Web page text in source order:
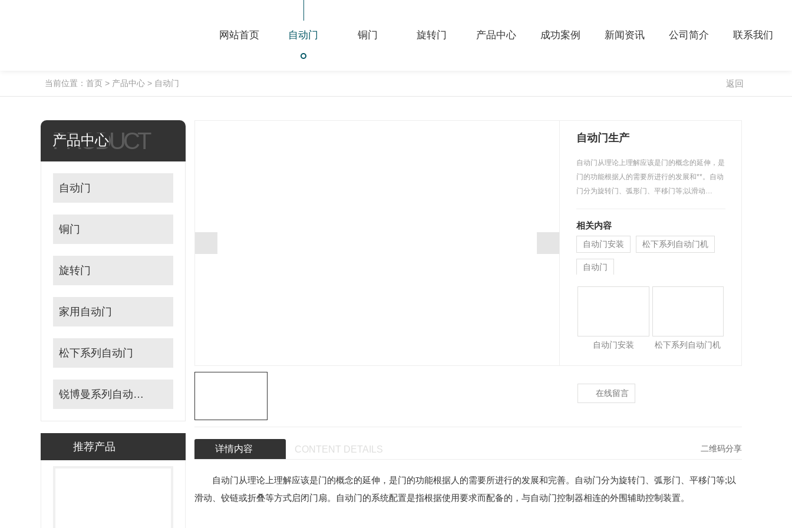
网站首页 自动门 铜门 旋转门 产品中心 成功案例 新闻资讯 公司简介 联系我们
当前位置： 首页 > 产品中心 > 自动门 返回
PRODUCT
产品中心
自动门
铜门
旋转门
家用自动门
松下系列自动门
锐博曼系列自动门机
推荐产品
自动门生产
自动门从理论上理解应该是门的概念的延伸，是
门的功能根据人的需要所进行的发展和**。自动
门分为旋转门、弧形门、平移门等;以滑动…
相关内容
自动门安装 松下系列自动门机
自动门
自动门安装 松下系列自动门机
在线留言
详情内容 CONTENT DETAILS 二维码分享
自动门从理论上理解应该是门的概念的延伸，是门的功能根据人的需要所进行的发展和完善。自动门分为旋转门、弧形门、平移门等;以
滑动、铰链或折叠等方式启闭门扇。自动门的系统配置是指根据使用要求而配备的，与自动门控制器相连的外围辅助控制装置。